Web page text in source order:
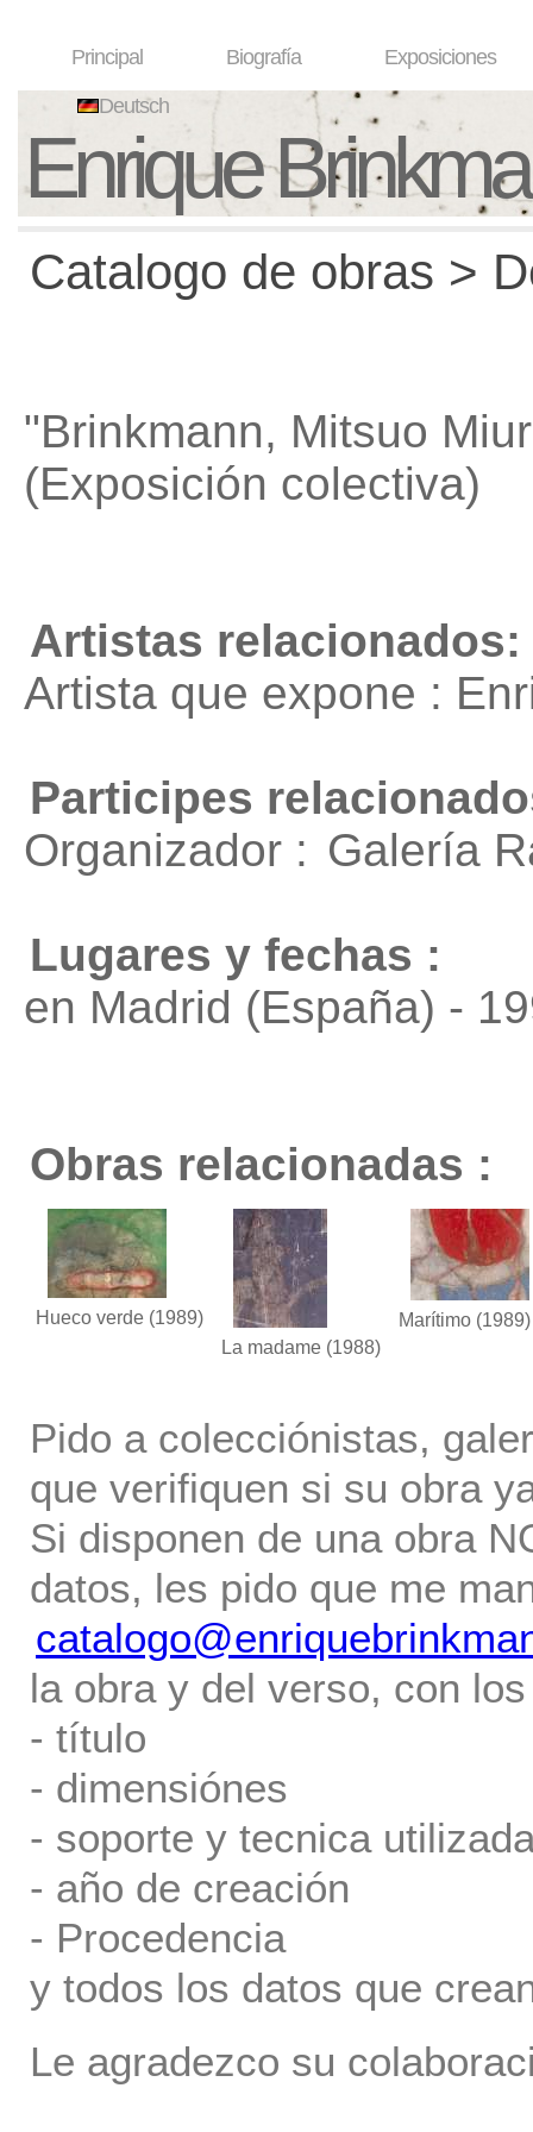
Principal Biografía Exposiciones
Deutsch
Enrique
Catalogo de obras >
"Brinkmann, Mitsuo
(Exposición colectiva)
Artistas relacionados:
Artista que expone :
Participes
Organizador : Galería
Lugares y fechas :
en Madrid (España) -
Obras relacionadas :
Hueco verde (1989)
La madame (1988)
Marítimo (1989)
Pido a colecciónistas,
que verifiquen si su obra
Si disponen de una obra
datos, les pido que me
la obra y del verso, con
- título
- dimensiónes
- soporte y tecnica
- año de creación
- Procedencia
y todos los datos que
Le agradezco su